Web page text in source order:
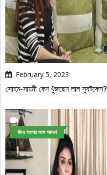
February 5, 2023
সোহম-সায়নী কেন খুঁজছেন লাল স্যুটকেস?
জিও বাংলার সঙ্গে আড্ডা